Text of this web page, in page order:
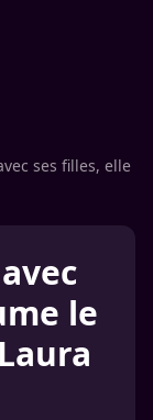
ses filles, elle
le